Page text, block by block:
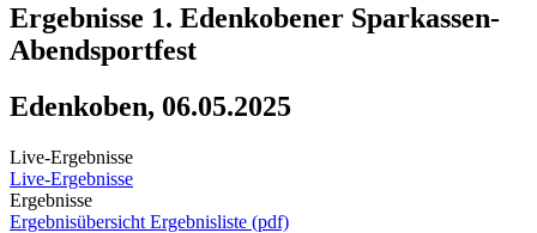
Ergebnisse 1. Edenkobener Sparkassen-
Abendsportfest
Edenkoben, 06.05.2025
Live-Ergebnisse
Live-Ergebnisse
Ergebnisse
Ergebnisübersicht Ergebnisliste (pdf)